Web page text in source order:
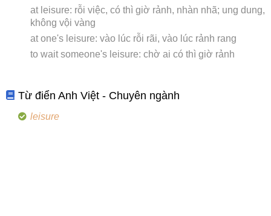
at leisure: rỗi việc, có thì giờ rảnh, nhàn nhã; ung dung,
không vội vàng
at one's leisure: vào lúc rỗi rãi, vào lúc rảnh rang
to wait someone's leisure: chờ ai có thì giờ rảnh
Từ điển Anh Việt - Chuyên ngành
leisure